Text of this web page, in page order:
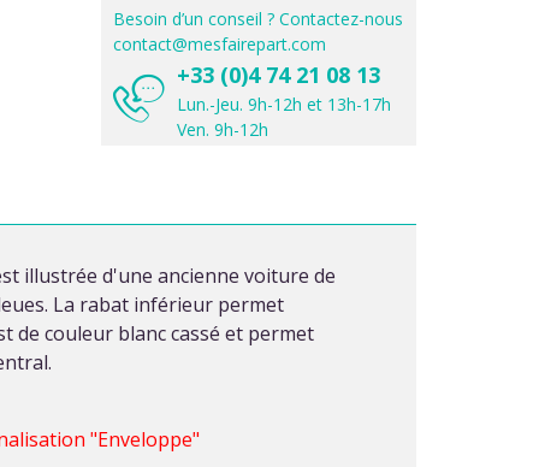
Besoin d’un conseil ? Contactez-nous
contact@mesfairepart.com
+33 (0)4 74 21 08 13
Lun.-Jeu. 9h-12h et 13h-17h
Ven. 9h-12h
illustrée d'une ancienne voiture de
La rabat inférieur permet
couleur blanc cassé et permet
"Enveloppe"